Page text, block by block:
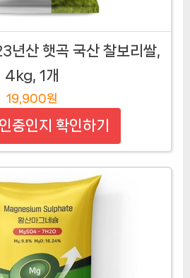
년산 햇곡 국산 찰보리쌀,
4kg, 1개
19,900원
중인지 확인하기